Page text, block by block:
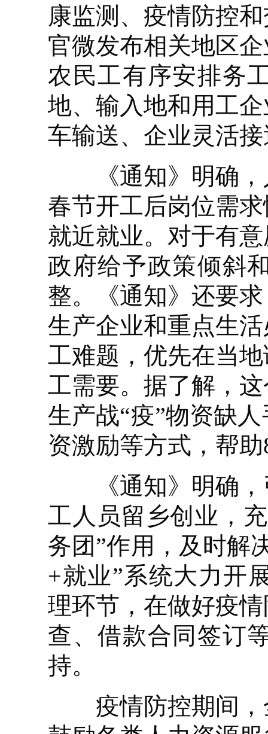
康监测、疫情防控
官微发布相关地区
农民工有序安排务
地、输入地和用工
车输送、企业灵活
《通知》明确，
春节开工后岗位需
就近就业。对于有
政府给予政策倾斜
整。《通知》还要
生产企业和重点生
工难题，优先在当
工需要。据了解，
生产战“疫”物资缺
资激励等方式，帮
《通知》明确，
工人员留乡创业，
务团”作用，及时解
+就业”系统大力开
理环节，在做好疫
查、借款合同签订
持。
疫情防控期间，